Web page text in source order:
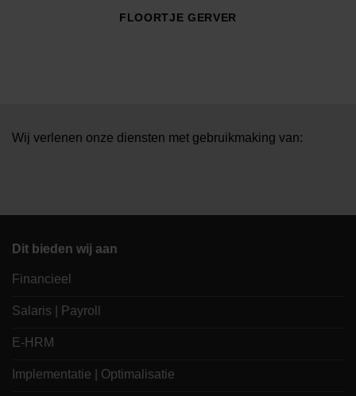
FLOORTJE GERVER
Wij verlenen onze diensten met gebruikmaking van:
Dit bieden wij aan
Financieel
Salaris | Payroll
E-HRM
Implementatie | Optimalisatie